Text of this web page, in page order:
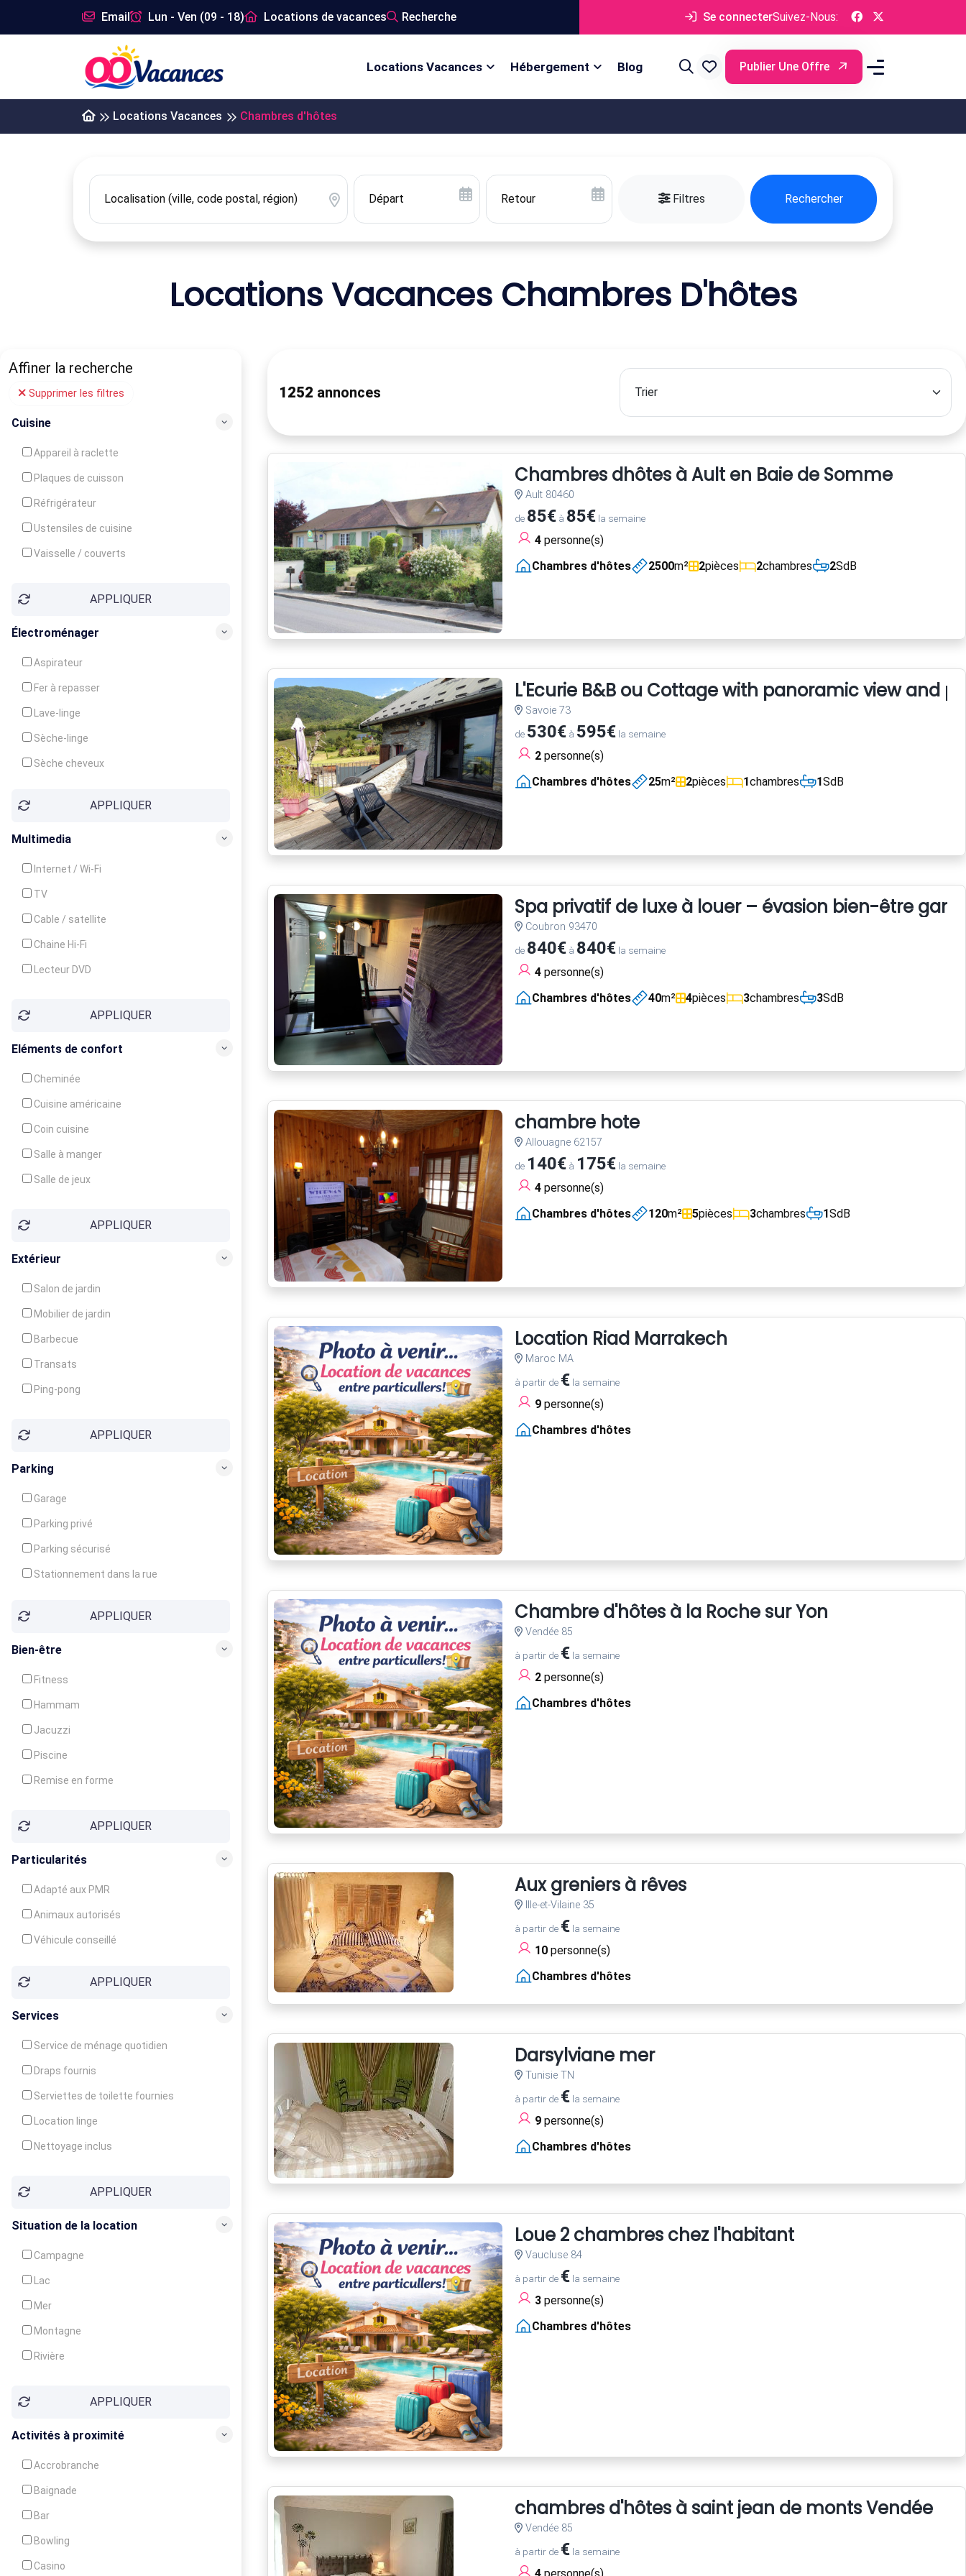
Email Lun - Ven (09 - 18) Locations de vacances Recherche Se connecterSuivez-Nous:
Locations Vacances Hébergement Blog Publier Une Offre
Locations Vacances Chambres d'hôtes
Filtres Rechercher
Locations Vacances Chambres D'hôtes
Affiner la recherche
Supprimer les filtres
Cuisine
Appareil à raclette
Plaques de cuisson
Réfrigérateur
Ustensiles de cuisine
Vaisselle / couverts
Congélateur
APPLIQUER
Électroménager
Aspirateur
Fer à repasser
Lave-linge
Sèche-linge
Sèche cheveux
APPLIQUER
Multimedia
Internet / Wi-Fi
TV
Cable / satellite
Chaine Hi-Fi
Lecteur DVD
APPLIQUER
Eléments de confort
Cheminée
Cuisine américaine
Coin cuisine
Salle à manger
Salle de jeux
Balcon / Terrasse
APPLIQUER
Extérieur
Salon de jardin
Mobilier de jardin
Barbecue
Transats
Ping-pong
Jeux d'enfantsAPPLIQUER
Parking
Garage
Parking privé
Parking sécurisé
Stationnement dans la rue
APPLIQUER
Bien-être
Fitness
Hammam
Jacuzzi
Piscine
Remise en forme
Soins du corpsAPPLIQUER
Particularités
Adapté aux PMR
Animaux autorisés
Véhicule conseillé
APPLIQUER
Services
Service de ménage quotidien
Draps fournis
Serviettes de toilette fournies
Location linge
Nettoyage inclus
Garde d'enfants
Crèche
APPLIQUER
Situation de la location
Campagne
Lac
Mer
Montagne
Rivière
APPLIQUER
Activités à proximité
Accrobranche
Baignade
Bar
Bowling
Casino
1252 annonces
Chambres dhôtes à Ault en Baie de Somme
Ault 80460
de 85€à 85€la semaine
4personne(s)
Chambres d'hôtes
2500m² 2pièces 2chambres 2SdB
L'Ecurie B&B ou Cottage with panoramic view and
Savoie 73
de 530€à 595€la semaine
2personne(s)
Chambres d'hôtes
25m² 2pièces 1chambres 1SdB
Spa privatif de luxe à louer – évasion bien-être
Coubron 93470
de 840€à 840€la semaine
4personne(s)
Chambres d'hôtes
40m² 4pièces 3chambres 3SdB
chambre hote
Allouagne 62157
de 140€à 175€la semaine
4personne(s)
Chambres d'hôtes
120m² 5pièces 3chambres 1SdB
Location Riad Marrakech
Maroc MA
à partir de €la semaine
9personne(s)
Chambres d'hôtes
Chambre d'hôtes à la Roche sur Yon
Vendée 85
à partir de €la semaine
2personne(s)
Chambres d'hôtes
Aux greniers à rêves
Ille-et-Vilaine 35
à partir de €la semaine
10personne(s)
Chambres d'hôtes
Darsylviane mer
Tunisie TN
à partir de €la semaine
9personne(s)
Chambres d'hôtes
Loue 2 chambres chez l'habitant
Vaucluse 84
à partir de €la semaine
3personne(s)
Chambres d'hôtes
chambres d'hôtes à saint jean de monts Vendée
Vendée 85
à partir de €la semaine